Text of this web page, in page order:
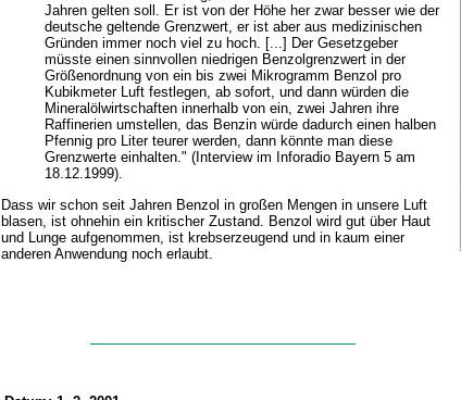
Jahren gelten soll. Er ist von der Höhe her zwar besser wie der
deutsche geltende Grenzwert, er ist aber aus medizinischen
Gründen immer noch viel zu hoch. [...] Der Gesetzgeber
müsste einen sinnvollen niedrigen Benzolgrenzwert in der
Größenordnung von ein bis zwei Mikrogramm Benzol pro
Kubikmeter Luft festlegen, ab sofort, und dann würden die
Mineralölwirtschaften innerhalb von ein, zwei Jahren ihre
Raffinerien umstellen, das Benzin würde dadurch einen halben
Pfennig pro Liter teurer werden, dann könnte man diese
Grenzwerte einhalten." (Interview im Inforadio Bayern 5 am
18.12.1999).
Dass wir schon seit Jahren Benzol in großen Mengen in unsere Luft
blasen, ist ohnehin ein kritischer Zustand. Benzol wird gut über Haut
und Lunge aufgenommen, ist krebserzeugend und in kaum einer
anderen Anwendung noch erlaubt.